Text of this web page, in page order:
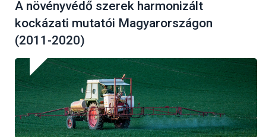
A növényvédő szerek harmonizált
kockázati mutatói Magyarországon
(2011-2020)